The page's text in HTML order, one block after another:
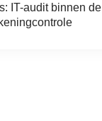
IT-audit binnen de